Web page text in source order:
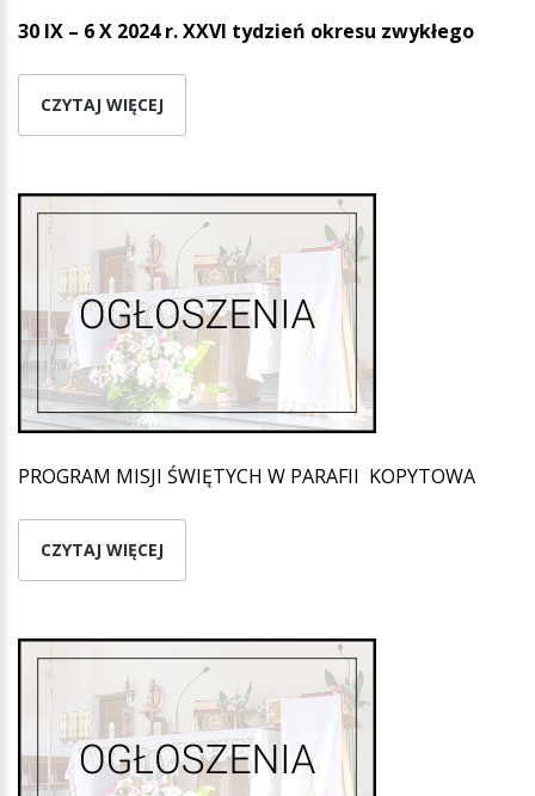
30 IX – 6 X 2024 r. XXVI tydzień okresu zwykłego
CZYTAJ WIĘCEJ
PROGRAM MISJI ŚWIĘTYCH W PARAFII KOPYTOWA
CZYTAJ WIĘCEJ